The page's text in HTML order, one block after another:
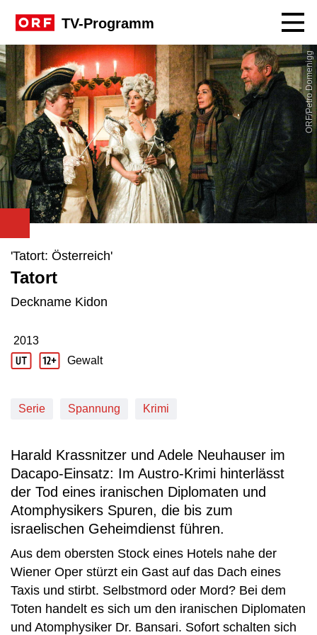
TV-Programm
ORF/Petro Domenigg
'Tatort: Österreich'
Tatort
Deckname Kidon
Produktionsjahr: 2013
2013
Jugendschutz Beschreibung: Gewalt
Gewalt
Serie Spannung Krimi
Harald Krassnitzer und Adele Neuhauser im
Dacapo-Einsatz: Im Austro-Krimi hinterlässt
der Tod eines iranischen Diplomaten und
Atomphysikers Spuren, die bis zum
israelischen Geheimdienst führen.
Aus dem obersten Stock eines Hotels nahe der
Wiener Oper stürzt ein Gast auf das Dach eines
Taxis und stirbt. Selbstmord oder Mord? Bei dem
Toten handelt es sich um den iranischen Diplomaten
und Atomphysiker Dr. Bansari. Sofort schalten sich